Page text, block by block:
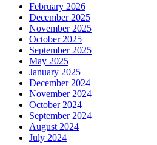
February 2026
December 2025
November 2025
October 2025
September 2025
May 2025
January 2025
December 2024
November 2024
October 2024
September 2024
August 2024
July 2024